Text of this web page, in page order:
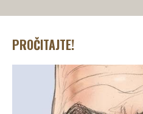
PROČITAJTE!